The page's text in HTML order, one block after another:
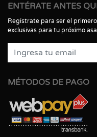
ENTÉRATE ANTES
Regístrate para ser el
exclusivas para tu próximo
MÉTODOS DE PAGO